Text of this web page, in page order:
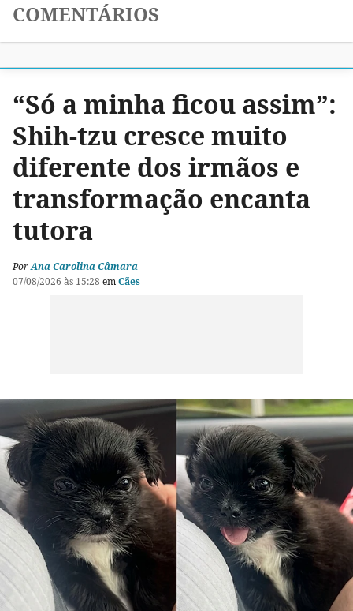
COMENTÁRIOS